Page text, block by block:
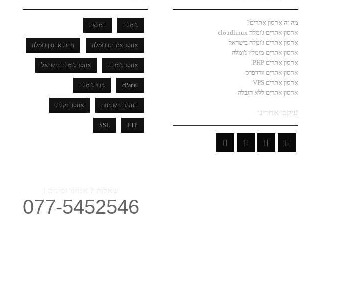
ג'ומלה המלצה
אחסון אתרים ג'ומלה ניהול אחסון ג'ומלה
אחסון ג'ומלה אחסון ג'ומלה בישראל
cPanel גיבוי ג'ומלה
הנהלת חשבונות אחסון בקליק
FTP
SSL
מה זה אחסון אתרים?
אחסון אתרים ג'ומלה cloudlinux
אחסון אתרים ג'ומלה בישראל
אחסון אתרים מומלץ ג'ומלה
אחסון אתרים PHP
אחסון אתרים וורדפרס
אחסון אתרים VPS
אחסון אתרים ללא הגבלה
עיקבו אחרינו
077-5452546